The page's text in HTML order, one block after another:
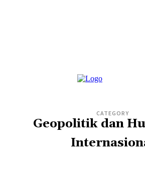
CATEGORY
Geopolitik dan